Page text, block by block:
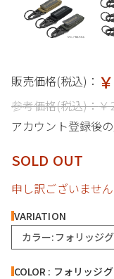
販売価格(税込)：
参考価格(税込)：￥
アカウント登録後
SOLD OUT
申し訳ございませ
VARIATION
カラー:フォリッジ
COLOR : フォリッジ